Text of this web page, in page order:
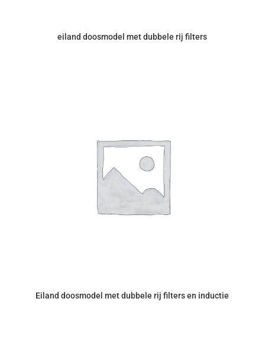
eiland doosmodel met dubbele rij filters
Eiland doosmodel met dubbele rij filters en inductie